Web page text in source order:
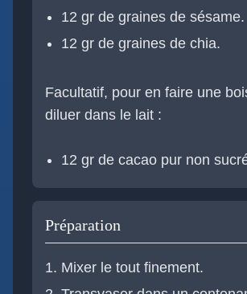
12 gr de graines de sésame.
12 gr de graines de chia.
Facultatif, pour en faire une
diluer dans le lait :
12 gr de cacao pur non
Préparation
Mixer le tout finement.